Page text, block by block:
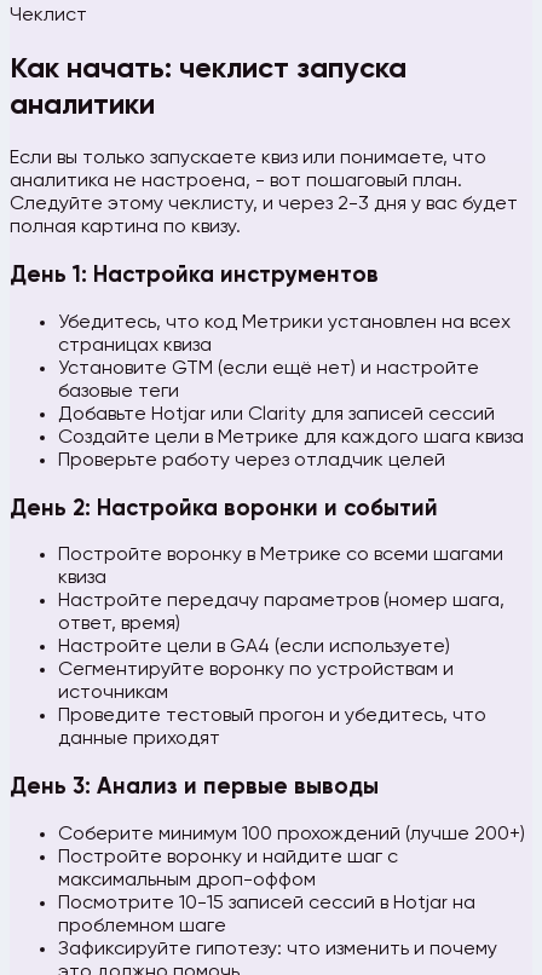
Чеклист
Как начать: чеклист запуска
аналитики
Если вы только запускаете квиз или понимаете, что
аналитика не настроена, - вот пошаговый план.
Следуйте этому чеклисту, и через 2-3 дня у вас будет
полная картина по квизу.
День 1: Настройка инструментов
Убедитесь, что код Метрики установлен на всех
страницах квиза
Установите GTM (если ещё нет) и настройте
базовые теги
Добавьте Hotjar или Clarity для записей сессий
Создайте цели в Метрике для каждого шага квиза
Проверьте работу через отладчик целей
День 2: Настройка воронки и событий
Постройте воронку в Метрике со всеми шагами
квиза
Настройте передачу параметров (номер шага,
ответ, время)
Настройте цели в GA4 (если используете)
Сегментируйте воронку по устройствам и
источникам
Проведите тестовый прогон и убедитесь, что
данные приходят
День 3: Анализ и первые выводы
Соберите минимум 100 прохождений (лучше 200+)
Постройте воронку и найдите шаг с
максимальным дроп-оффом
Посмотрите 10-15 записей сессий в Hotjar на
проблемном шаге
Зафиксируйте гипотезу: что изменить и почему